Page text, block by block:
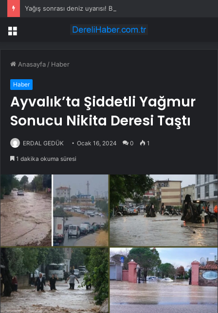
Menü
Anasayfa / Haber
Haber
Ayvalık’ta Şiddetli Yağmur
Sonucu Nikita Deresi Taştı
ERDAL GEDÜK Ocak 16, 2024 0 1
1 dakika okuma süresi